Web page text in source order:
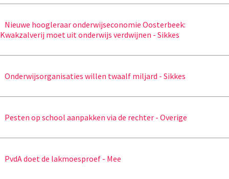
Nieuwe hoogleraar onderwijseconomie Oosterbeek:
Kwakzalverij moet uit onderwijs verdwijnen - Sikkes
Onderwijsorganisaties willen twaalf miljard - Sikkes
Pesten op school aanpakken via de rechter - Overige
PvdA doet de lakmoesproef - Mee